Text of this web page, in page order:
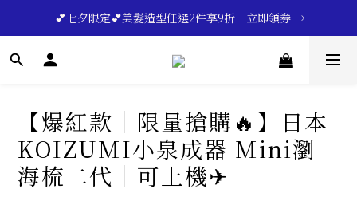
🔥💪My Superdad😍｜全館領券享9折｜立即領券 →
💕七夕限定💕美髮造型任選2件享9折｜立即領券 →
一分鐘登錄保固 | 買得安心又放心🔥▸▸
【爆紅款｜限量搶購🔥】日本
KOIZUMI小泉成器 Mini瀏
海梳二代｜可上機✈